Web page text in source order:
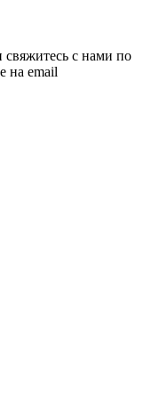
свяжитесь с нами по
на email